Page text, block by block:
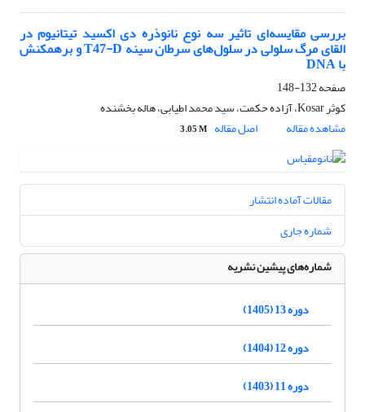
بررسی مقایسه‌ای تاثیر سه نوع نانوذره دی اکسید تیتانیوم در
القای مرگ سلولی در سلول‌های سرطان سینه T47-D و برهمکنش
با DNA
صفحه132-148
کوثر Kosar، آزاده حکمت، سید محمد اطیابی، هاله بخشنده
مشاهده مقاله
اصل مقاله 3.05 M
مقالات آماده انتشار
شماره جاری
شماره‌های پیشین نشریه
دوره 13 (1405)
دوره 12 (1404)
دوره 11 (1403)